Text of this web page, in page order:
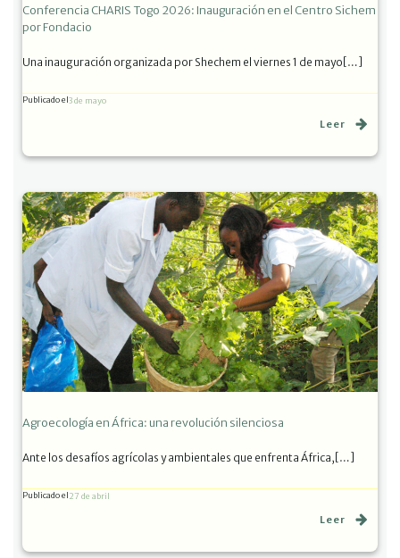
Conferencia CHARIS Togo 2026: Inauguración en el Centro Sichem
por Fondacio
Una inauguración organizada por Shechem el viernes 1 de mayo[…]
Publicado el3 de mayo
Leer
Agroecología en África: una revolución silenciosa
Ante los desafíos agrícolas y ambientales que enfrenta África,[…]
Publicado el27 de abril
Leer